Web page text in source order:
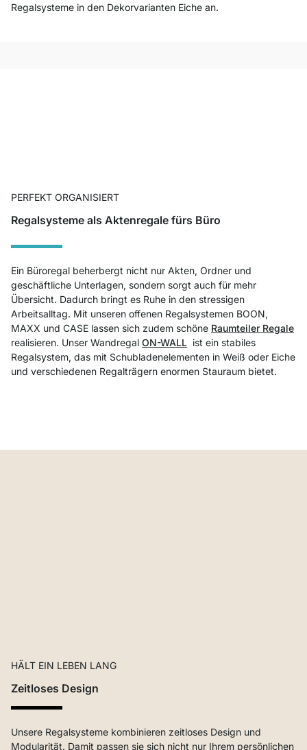
Regalsysteme in den Dekorvarianten Eiche an.
PERFEKT ORGANISIERT
Regalsysteme als Aktenregale fürs Büro
Ein Büroregal beherbergt nicht nur Akten, Ordner und
geschäftliche Unterlagen, sondern sorgt auch für mehr
Übersicht. Dadurch bringt es Ruhe in den stressigen
Arbeitsalltag. Mit unseren offenen Regalsystemen BOON,
MAXX und CASE lassen sich zudem schöne Raumteiler Regale
realisieren. Unser Wandregal ON-WALL ist ein stabiles
Regalsystem, das mit Schubladenelementen in Weiß oder Eiche
und verschiedenen Regalträgern enormen Stauraum bietet.
HÄLT EIN LEBEN LANG
Zeitloses Design
Unsere Regalsysteme kombinieren zeitloses Design und
Modularität. Damit passen sie sich nicht nur Ihrem persönlichen